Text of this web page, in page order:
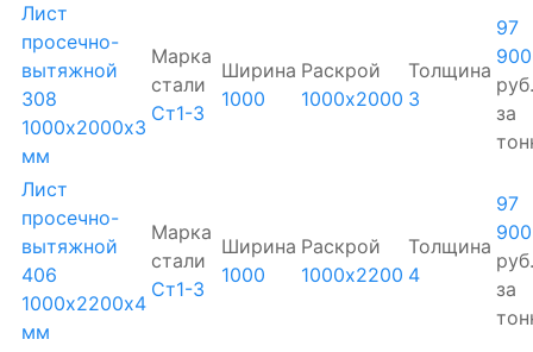
Лист
просечно-
вытяжной
308
1000х2000х3
мм
Марка
стали
Ст1-3
Ширина
1000
Раскрой
1000х2000
Толщина
3
97
900
руб.
за
Лист
просечно-
вытяжной
406
1000х2200х4
мм
Марка
стали
Ст1-3
Ширина
1000
Раскрой
1000х2200
Толщина
4
97
900
руб.
за